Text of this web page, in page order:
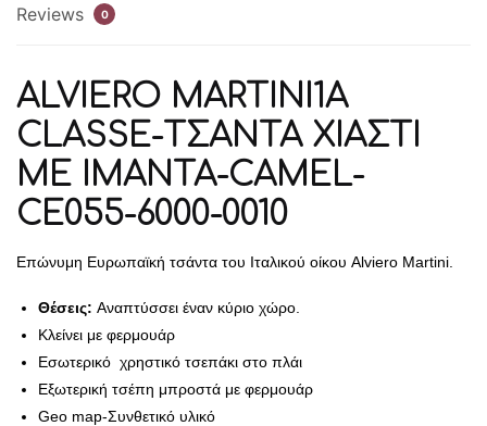
6000-
Reviews 0
ALVIERO MARTINI1A
CLASSE-ΤΣΑΝΤΑ ΧΙΑΣΤΙ
ΜΕ ΙΜΑΝΤΑ-CAMEL-
CE055-6000-0010
Επώνυμη Ευρωπαϊκή τσάντα του Ιταλικού οίκου Alviero Martini.
Θέσεις: Αναπτύσσει έναν κύριο χώρο.
Κλείνει με φερμουάρ
Εσωτερικό χρηστικό τσεπάκι στο πλάι
Εξωτερική τσέπη μπροστά με φερμουάρ
Geo map-Συνθετικό υλικό